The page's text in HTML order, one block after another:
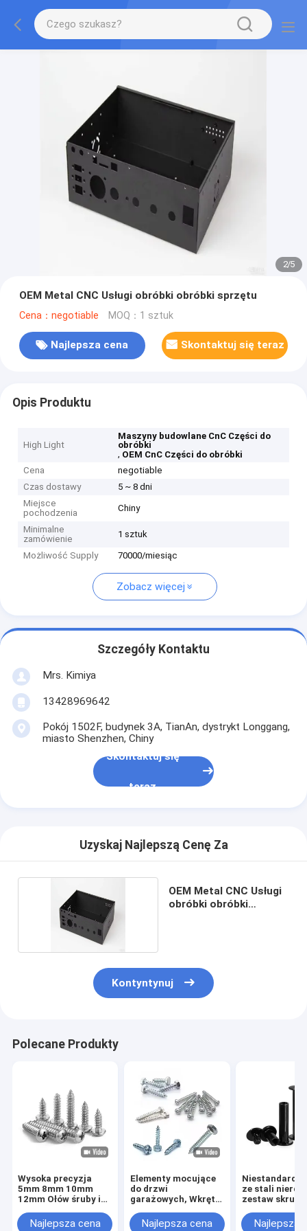
2/5
OEM Metal CNC Usługi obróbki obróbki sprzętu
Cena：negotiable MOQ：1 sztuk
Najlepsza cena Skontaktuj się teraz
Opis Produktu
High Light
Maszyny budowlane CnC Części do
obróbki
, OEM CnC Części do obróbki
Cena
negotiable
Czas dostawy
5 ~ 8 dni
Miejsce
pochodzenia
Chiny
Minimalne
zamówienie
1 sztuk
Możliwość Supply 70000/miesiąc
Zobacz więcej
Szczegóły Kontaktu
Mrs. Kimiya
13428969642
Pokój 1502F, budynek 3A, TianAn, dystrykt Longgang,
miasto Shenzhen, Chiny
Skontaktuj się
teraz
Uzyskaj Najlepszą Cenę Za
OEM Metal CNC Usługi
obróbki obróbki
Kontyntynuj
Polecane Produkty
Wysoka precyzja
5mm 8mm 10mm
12mm Ołów śruby i
T10 T12 stal
Najlepsza cena
Elementy mocujące
do drzwi
garażowych, Wkręt
zawiasów z
Najlepsza cena
ze stali
zestaw
DIN914
Najlepsza